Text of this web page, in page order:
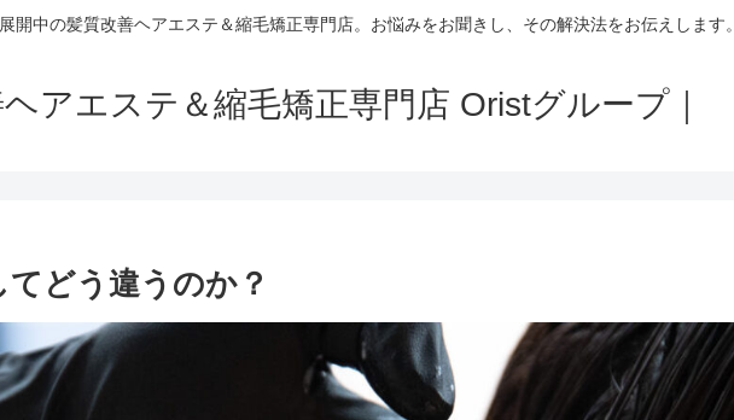
開中の髪質改善ヘアエステ＆縮毛矯正専門店。お悩みをお聞きし、その解決法をお伝えします。
アエステ＆縮毛矯正専門店 Oristグループ｜
どう違うのか？